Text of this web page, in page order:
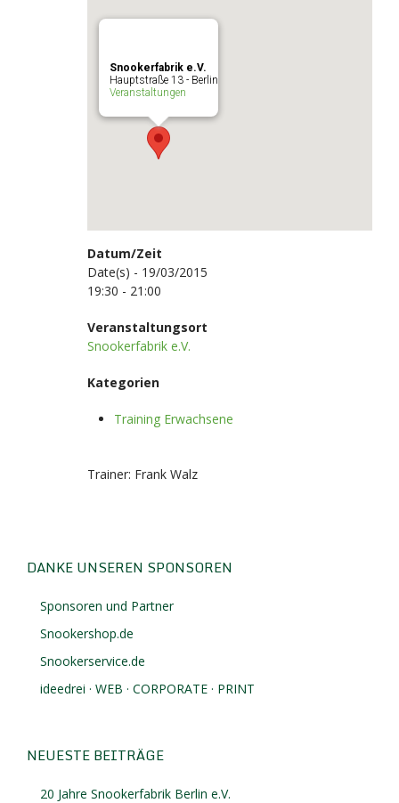
Snookerfabrik e.V.
Hauptstraße 13 - Berlin
Veranstaltungen
Datum/Zeit
Date(s) - 19/03/2015
19:30 - 21:00
Veranstaltungsort
Snookerfabrik e.V.
Kategorien
Training Erwachsene
Trainer: Frank Walz
DANKE UNSEREN SPONSOREN
Sponsoren und Partner
Snookershop.de
Snookerservice.de
ideedrei · WEB · CORPORATE · PRINT
NEUESTE BEITRÄGE
20 Jahre Snookerfabrik Berlin e.V.